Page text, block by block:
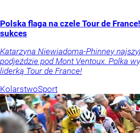
Polska flaga na czele Tour de
sukces
Katarzyna Niewiadoma-Phinney
podjeździe pod Mont Ventoux. Polka
liderką Tour de France!
KolarstwoSport